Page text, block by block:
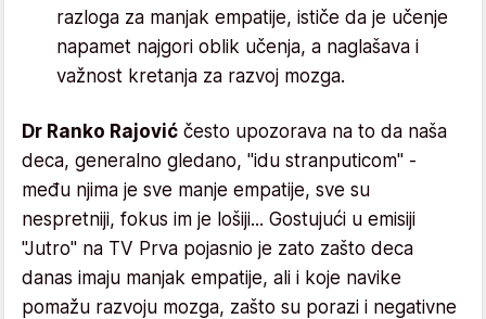
razloga za manjak empatije, ističe da je učenje
napamet najgori oblik učenja, a naglašava i
važnost kretanja za razvoj mozga.
Dr Ranko Rajović često upozorava na to da naša
deca, generalno gledano, "idu stranputicom" -
među njima je sve manje empatije, sve su
nespretniji, fokus im je lošiji... Gostujući u emisiji
"Jutro" na TV Prva pojasnio je zato zašto deca
danas imaju manjak empatije, ali i koje navike
pomažu razvoju mozga, zašto su porazi i negativne